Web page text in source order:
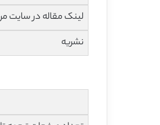
لینک مقاله در سایت
نشریه